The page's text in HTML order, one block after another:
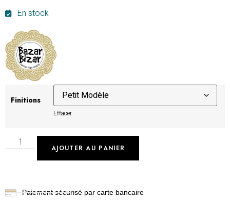
En stock
Finitions
Effacer
AJOUTER AU PANIER
Paiement sécurisé par carte bancaire